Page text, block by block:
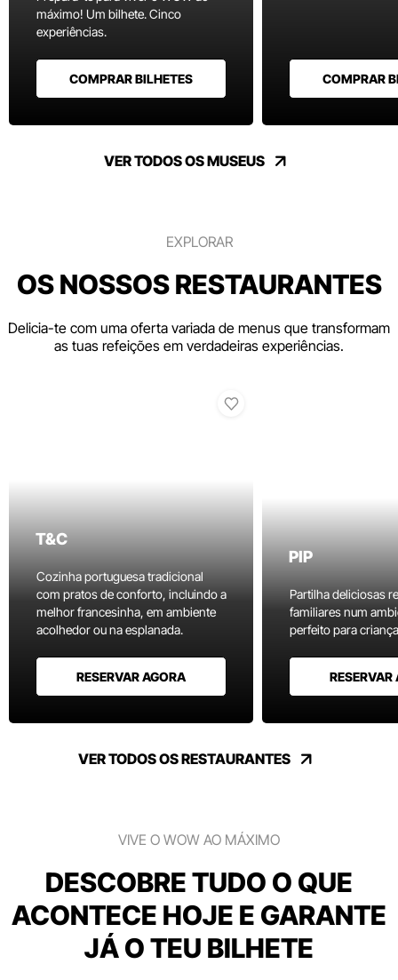
máximo! Um bilhete. Cinco
experiências.
COMPRAR BILHETES COMPRAR
VER TODOS OS MUSEUS
EXPLORAR
OS NOSSOS RESTAURANTES
Delicia-te com uma oferta variada de menus que transformam
as tuas refeições em verdadeiras experiências.
T&C
Cozinha portuguesa tradicional
com pratos de conforto, incluindo a
melhor francesinha, em ambiente
acolhedor ou na esplanada.
RESERVAR AGORA
PIP
Partilha deliciosas
familiares num
perfeito para
RESERVAR
VER TODOS OS RESTAURANTES
VIVE O WOW AO MÁXIMO
DESCOBRE TUDO O QUE
ACONTECE HOJE E GARANTE
JÁ O TEU BILHETE